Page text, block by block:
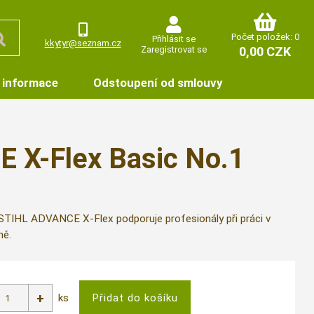
kkytyr@seznam.cz
Přihlásit se
Zaregistrovat se
Počet položek: 0
0,00 CZK
Odstoupení od smlouvy
X-Flex Basic No.1
ADVANCE X-Flex podporuje profesionály při práci v
ks